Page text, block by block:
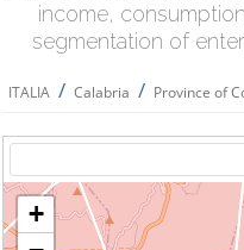
income,
segmentation of
ITALIA / Calabria / Province of